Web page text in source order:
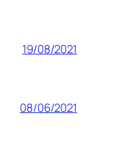
19/08/2021
08/06/2021